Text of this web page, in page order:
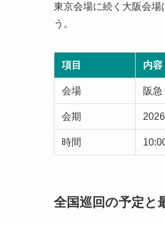
東京会場に続く大阪会場
う。
項目 内容
会場 阪
会期
時間
全国巡回の予定と